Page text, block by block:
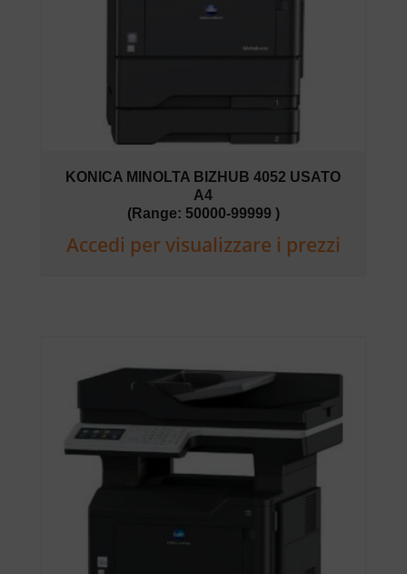
KONICA MINOLTA BIZHUB 4052 USATO
A4
(Range: 50000-99999 )
Accedi per visualizzare i prezzi